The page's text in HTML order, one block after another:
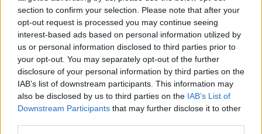
section to confirm your selection. Please note that after your
opt-out request is processed you may continue seeing
interest-based ads based on personal information utilized by
us or personal information disclosed to third parties prior to
your opt-out. You may separately opt-out of the further
disclosure of your personal information by third parties on the
IAB’s list of downstream participants. This information may
also be disclosed by us to third parties on the IAB’s List of
Downstream Participants that may further disclose it to other
00:03:49
R. Alekna: išmaniosios technologijos neturi būti auklė,
kuri leidžia tėvams ilsėtis
Žinios | IT ir mokslas
00:04:02
Psichologai siunčia žinią tėvams: nepalikite
ikimokyklinukų vienų su telefonais